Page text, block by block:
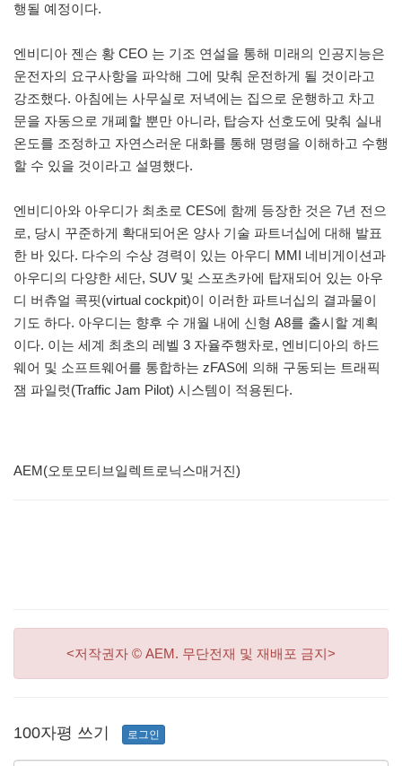
행될 예정이다.
엔비디아 젠슨 황 CEO 는 기조 연설을 통해 미래의 인공지능은
운전자의 요구사항을 파악해 그에 맞춰 운전하게 될 것이라고
강조했다. 아침에는 사무실로 저녁에는 집으로 운행하고 차고
문을 자동으로 개폐할 뿐만 아니라, 탑승자 선호도에 맞춰 실내
온도를 조정하고 자연스러운 대화를 통해 명령을 이해하고 수행
할 수 있을 것이라고 설명했다.
엔비디아와 아우디가 최초로 CES에 함께 등장한 것은 7년 전으
로, 당시 꾸준하게 확대되어온 양사 기술 파트너십에 대해 발표
한 바 있다. 다수의 수상 경력이 있는 아우디 MMI 네비게이션과
아우디의 다양한 세단, SUV 및 스포츠카에 탑재되어 있는 아우
디 버츄얼 콕핏(virtual cockpit)이 이러한 파트너십의 결과물이
기도 하다. 아우디는 향후 수 개월 내에 신형 A8를 출시할 계획
이다. 이는 세계 최초의 레벨 3 자율주행차로, 엔비디아의 하드
웨어 및 소프트웨어를 통합하는 zFAS에 의해 구동되는 트래픽
잼 파일럿(Traffic Jam Pilot) 시스템이 적용된다.
AEM(오토모티브일렉트로닉스매거진)
<저작권자 © AEM. 무단전재 및 재배포 금지>
100자평 쓰기 로그인